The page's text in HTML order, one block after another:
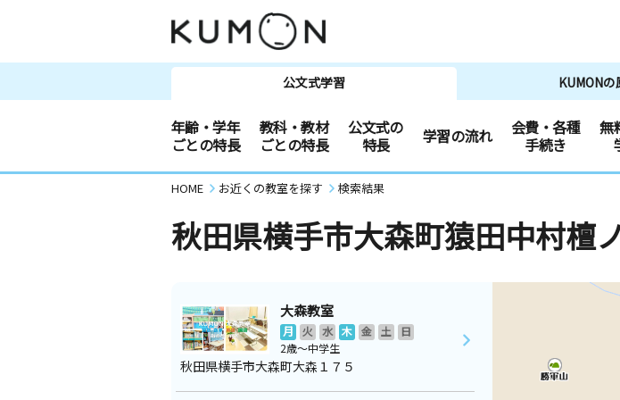
公文式学習 KUMONの
年齢・学年
ごとの特長
教科・教材
ごとの特長
公文式の
特長
学習の流れ
会費・各種
手続き
無
HOME お近くの教室を探す 検索結果
秋田県横手市大森町猿田中村檀
大森教室
月 火 水 木 金 土
日
2歳～中学生
秋田県横手市大森町大森１７５